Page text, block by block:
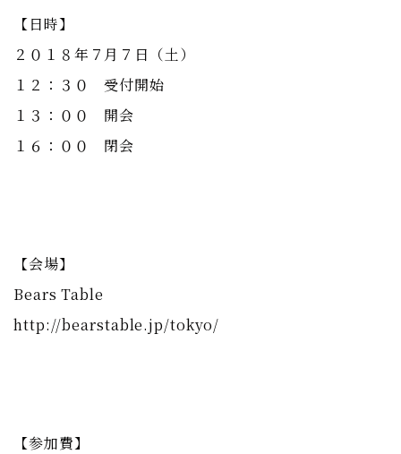
【日時】
２０１８年７月７日（土）
１２：３０ 受付開始
１３：００ 開会
１６：００ 閉会
【会場】
Bears Table
http://bearstable.jp/tokyo/
【参加費】